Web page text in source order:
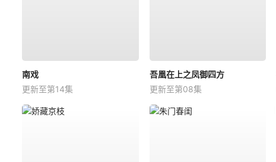
南戏
更新至第14集
吾凰在上之凤御四方
更新至第08集